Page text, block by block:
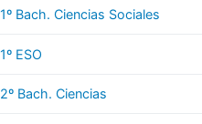
1º Bach. Ciencias Sociales
1º ESO
2º Bach. Ciencias